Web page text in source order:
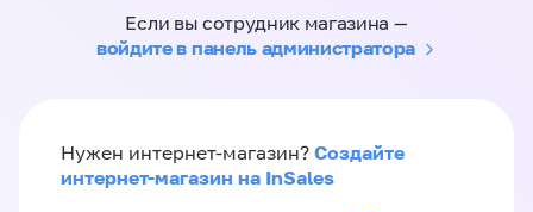
Если вы сотрудник магазина —
войдите в панель администратора
Нужен интернет-магазин? Создайте
интернет-магазин на InSales